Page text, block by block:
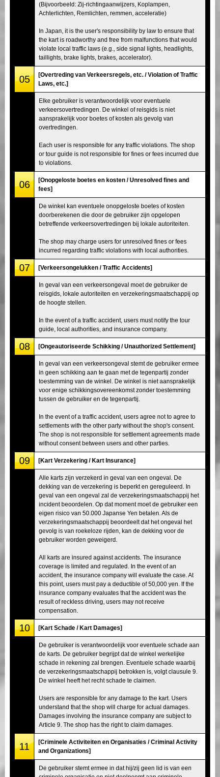
(Bijvoorbeeld: Zij-richtingaanwijzers, Koplampen,
Achterlichten, Remlichten, remmen, acceleratie)
In Japan, it is the user's responsibility by law to ensure that
the kart is roadworthy and free from malfunctions that would
violate local traffic laws (e.g., side signal lights, headlights,
taillights, brake lights, brakes, accelerator).
05
[Overtreding van Verkeersregels, etc. / Violation of Traffic
Laws, etc.]
Elke gebruiker is verantwoordelijk voor eventuele
verkeersovertredingen. De winkel of reisgids is niet
aansprakelijk voor boetes of kosten als gevolg van
overtredingen.
Each user is responsible for any traffic violations. The shop
or tour guide is not responsible for fines or fees incurred due
to violations.
06
[Onopgeloste boetes en kosten / Unresolved fines and
fees]
De winkel kan eventuele onopgeloste boetes of kosten
doorberekenen die door de gebruiker zijn opgelopen
betreffende verkeersovertredingen bij lokale autoriteiten.
The shop may charge users for unresolved fines or fees
incurred regarding traffic violations with local authorities.
07 [Verkeersongelukken / Traffic Accidents]
In geval van een verkeersongeval moet de gebruiker de
reisgids, lokale autoriteiten en verzekeringsmaatschappij op
de hoogte stellen.
In the event of a traffic accident, users must notify the tour
guide, local authorities, and insurance company.
08 [Ongeautoriseerde Schikking / Unauthorized Settlement]
In geval van een verkeersongeval stemt de gebruiker ermee
in geen schikking aan te gaan met de tegenpartij zonder
toestemming van de winkel. De winkel is niet aansprakelijk
voor enige schikkingsovereenkomst zonder toestemming
tussen de gebruiker en de tegenpartij.
In the event of a traffic accident, users agree not to agree to
settlements with the other party without the shop's consent.
The shop is not responsible for settlement agreements made
without consent between users and other parties.
09 [Kart Verzekering / Kart Insurance]
Alle karts zijn verzekerd in geval van een ongeval. De
dekking van de verzekering is beperkt en gereguleerd. In
geval van een ongeval zal de verzekeringsmaatschappij het
incident beoordelen. Op dat moment moet de gebruiker een
eigen risico van 50.000 Japanse Yen betalen. Als de
verzekeringsmaatschappij beoordeelt dat het ongeval het
gevolg is van roekeloze rijden, kan de dekking voor de
gebruiker worden geweigerd.
All karts are insured against accidents. The insurance
coverage is limited and regulated. In the event of an
accident, the insurance company will evaluate the case. At
this point, users must pay a deductible of 50,000 yen. If the
insurance company evaluates that the accident was the
result of reckless driving, users may not receive
compensation.
10 [Kart Schade / Kart Damages]
De gebruiker is verantwoordelijk voor eventuele schade aan
de karts. De gebruiker begrijpt dat de winkel werkelijke
schade in rekening zal brengen. Eventuele schade waarbij
de verzekeringsmaatschappij betrokken is, volgt clausule 9.
De winkel heeft het recht schade te claimen.
Users are responsible for any damage to the kart. Users
understand that the shop will charge for actual damages.
Damages involving the insurance company are subject to
Article 9. The shop has the right to claim damages.
11
[Criminele Activiteiten en Organisaties / Criminal Activity
and Organizations]
De gebruiker stemt ermee in dat hij/zij geen lid is van een